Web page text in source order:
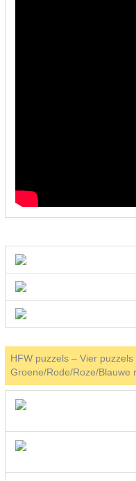
HFW puzzels – Vier
Groene/Rode/Roze/Blauwe